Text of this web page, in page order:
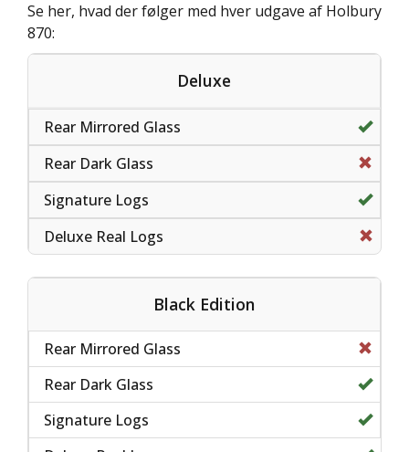
Se her, hvad der følger med hver udgave af Holbury
870:
Deluxe
Black Edition